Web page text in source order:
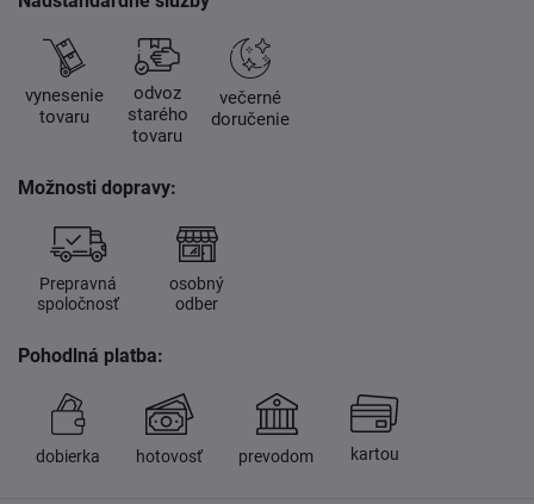
vynesenie
tovaru
odvoz
starého
tovaru
večerné
doručenie
Možnosti dopravy:
Prepravná
spoločnosť
osobný
odber
Pohodlná platba:
dobierka hotovosť prevodom kartou